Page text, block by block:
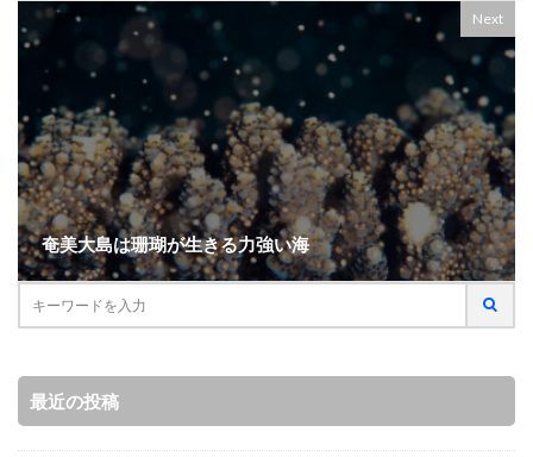
Next
奄美大島は珊瑚が生きる力強い海
最近の投稿